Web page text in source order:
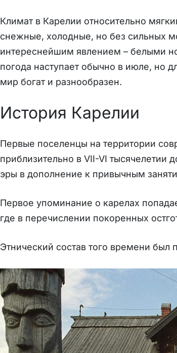
Климат в Карелии относительно
снежные, холодные, но без сильных
интереснейшим явлением – белыми
погода наступает обычно в июле, но
мир богат и разнообразен.
История Карелии
Первые поселенцы на территории
приблизительно в VII-VI тысячелетии
эры в дополнение к привычным
Первое упоминание о карелах
где в перечислении покоренных
Этнический состав того времени